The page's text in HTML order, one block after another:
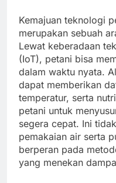
Kemajuan teknologi
merupakan sebuah
Lewat keberadaan
(IoT), petani bisa
dalam waktu nyata.
dapat memberikan
temperatur, serta
petani untuk
segera cepat. Ini
pemakaian air serta
berperan pada
yang menekan